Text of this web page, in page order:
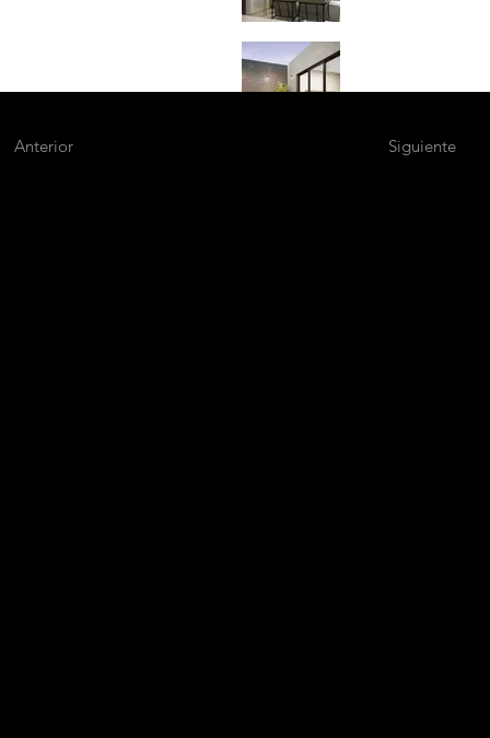
Anterior Siguiente